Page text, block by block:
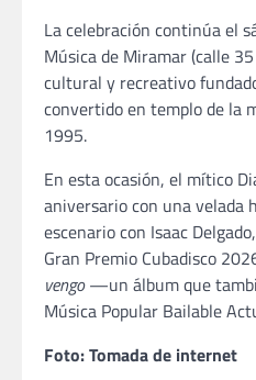
La celebración continúa el
Música de Miramar (calle
cultural y recreativo
convertido en templo de la
1995.
En esta ocasión, el mítico
aniversario con una velada
escenario con Isaac
Gran Premio Cubadisco
vengo—un álbum que
Música Popular Bailable
Foto: Tomada de internet